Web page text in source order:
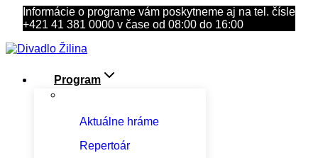
SkipInformácie o programe vám poskytneme aj na tel. čísle
+421 41 381 0000 v čase od 08:00 do 16:00
Program
Aktuálne hráme
Repertoár